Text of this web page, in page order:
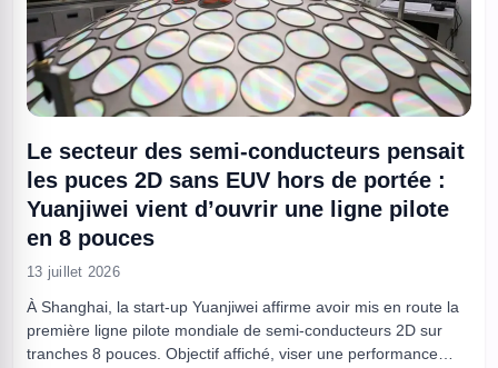
Le secteur des semi-conducteurs pensait
les puces 2D sans EUV hors de portée :
Yuanjiwei vient d’ouvrir une ligne pilote
en 8 pouces
13 juillet 2026
À Shanghai, la start-up Yuanjiwei affirme avoir mis en route la
première ligne pilote mondiale de semi-conducteurs 2D sur
tranches 8 pouces. Objectif affiché, viser une performance